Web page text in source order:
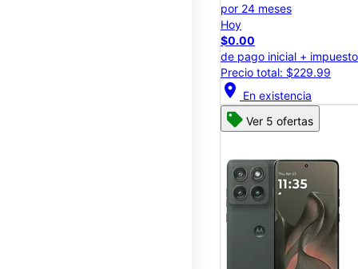
por 24 meses
Hoy
$0.00
de pago inicial +
Precio total: $229.99
location_on En existencia
Ver 5 ofertas